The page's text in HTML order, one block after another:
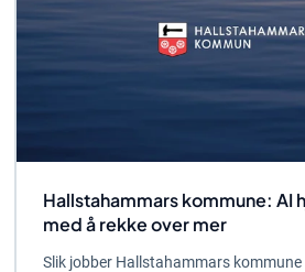
Hallstahammars kommune: AI
med å rekke over mer
Slik jobber Hallstahammars